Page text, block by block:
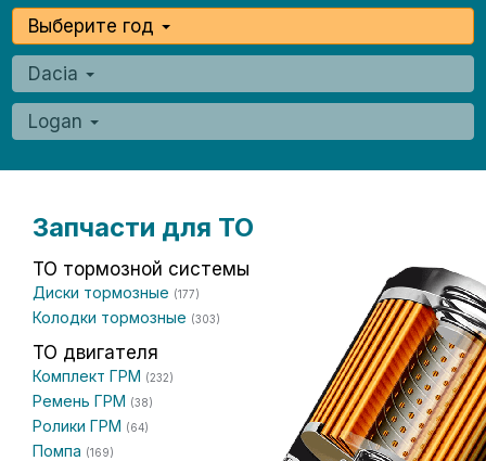
Выберите год
Dacia
Logan
Запчасти для ТО
ТО тормозной системы
Диски тормозные (177)
Колодки тормозные (303)
ТО двигателя
Комплект ГРМ (232)
Ремень ГРМ (38)
Ролики ГРМ (64)
Помпа (169)